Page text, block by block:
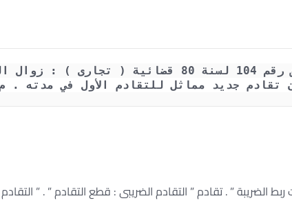
جديد مماثل للتقادم الأول في مدته . م ٣٨٥ / ١
ربط الضريبة ” . تقادم ” التقادم الضريبى : قطع التقادم ” . ”